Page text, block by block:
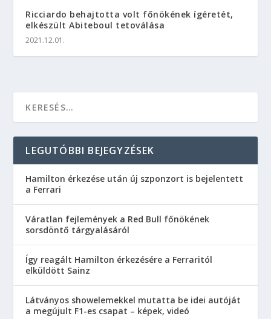
Ricciardo behajtotta volt főnökének ígéretét,
elkészült Abiteboul tetoválása
2021.12.01.
LEGUTÓBBI BEJEGYZÉSEK
Hamilton érkezése után új szponzort is bejelentett
a Ferrari
Váratlan fejlemények a Red Bull főnökének
sorsdöntő tárgyalásáról
Így reagált Hamilton érkezésére a Ferraritól
elküldött Sainz
Látványos showelemekkel mutatta be idei autóját
a megújult F1-es csapat – képek, videó